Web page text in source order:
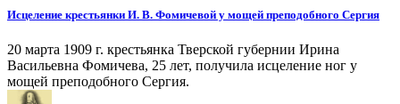
Исцеление крестьянки И. В. Фомичевой у мощей преподобного Сергия
20 марта 1909 г. крестьянка Тверской губернии Ирина
Васильевна Фомичева, 25 лет, получила исцеление ног у
мощей преподобного Сергия.